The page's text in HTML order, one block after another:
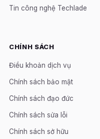
Tin công nghệ Techlade
CHÍNH SÁCH
Điều khoản dịch vụ
Chính sách bảo mật
Chính sách đạo đức
Chính sách sửa lỗi
Chính sách sở hữu